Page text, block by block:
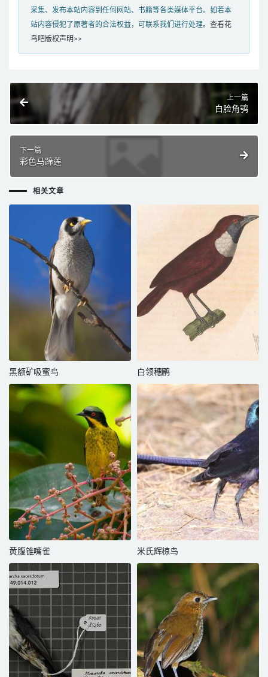
采集、发布本站内容到任何网站、书籍等各类媒体平台。如若本
站内容侵犯了原著者的合法权益，可联系我们进行处理。 查看花
鸟吧版权声明>>
上一篇
白脸角鸮
下一篇
彩色马蹄莲
相关文章
黑额矿吸蜜鸟 白领穗鹛
黄腹锥嘴雀 米氏辉椋鸟